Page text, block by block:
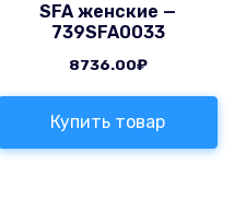
SFA женские —
739SFA0033
8736.00₽
Купить товар